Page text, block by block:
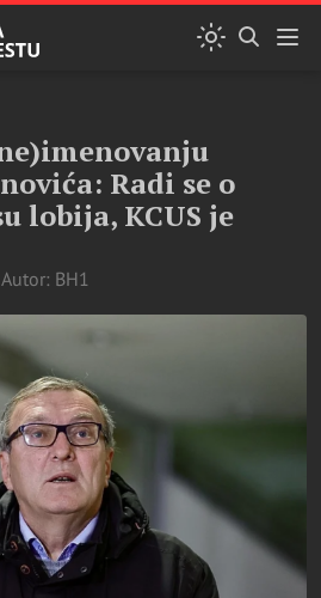
Radi se o
lobija, KCUS je
Autor: BH1